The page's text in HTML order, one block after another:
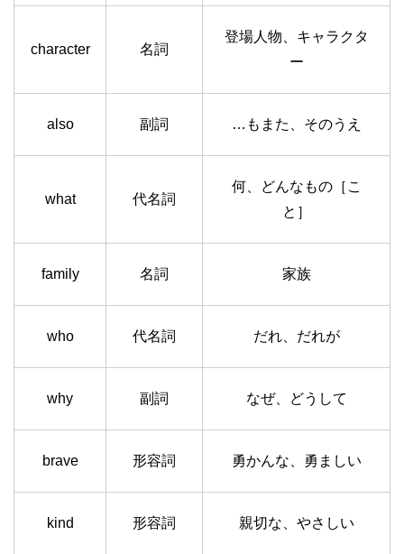
character 名詞
登場人物、キャラクタ
ー
also 副詞 …もまた、そのうえ
what 代名詞
何、どんなもの［こ
と］
family 名詞 家族
who 代名詞 だれ、だれが
why 副詞 なぜ、どうして
brave 形容詞 勇かんな、勇ましい
kind 形容詞 親切な、やさしい